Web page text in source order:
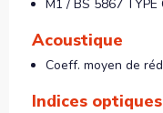
M1 / BS 5867 TYPE
Acoustique
Coeff. moyen de
Indices optiques